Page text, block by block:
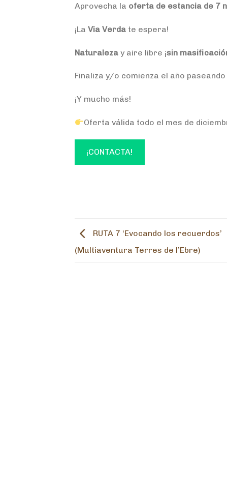
Aprovecha la oferta de estancia de 7
¡La Via Verda te espera!
Naturaleza y aire libre ¡sin
Finaliza y/o comienza el año
¡Y mucho más!
Oferta válida todo el mes de
¡CONTACTA!
RUTA 7 ‘Evocando los recuerdos’
(Multiaventura Terres de l’Ebre)